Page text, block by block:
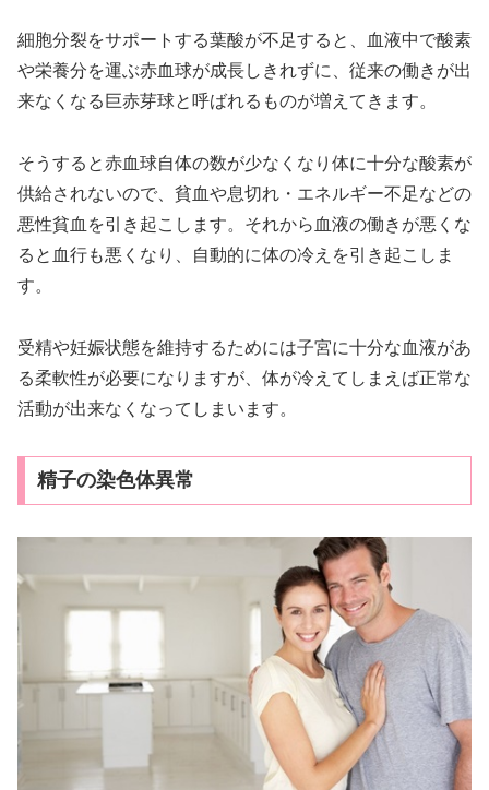
細胞分裂をサポートする葉酸が不足すると、血液中で酸素
や栄養分を運ぶ赤血球が成長しきれずに、従来の働きが出
来なくなる巨赤芽球と呼ばれるものが増えてきます。
そうすると赤血球自体の数が少なくなり体に十分な酸素が
供給されないので、貧血や息切れ・エネルギー不足などの
悪性貧血を引き起こします。それから血液の働きが悪くな
ると血行も悪くなり、自動的に体の冷えを引き起こしま
す。
受精や妊娠状態を維持するためには子宮に十分な血液があ
る柔軟性が必要になりますが、体が冷えてしまえば正常な
活動が出来なくなってしまいます。
精子の染色体異常